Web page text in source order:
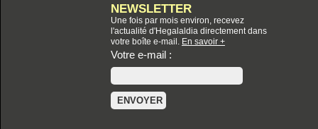
NEWSLETTER
Une fois par mois environ, recevez
l'actualité d'Hegalaldia directement dans
votre boîte e-mail. En savoir +
Votre e-mail :